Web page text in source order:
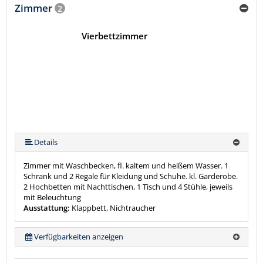
Zimmer 2
Vierbettzimmer
Details
Zimmer mit Waschbecken, fl. kaltem und heißem Wasser. 1
Schrank und 2 Regale für Kleidung und Schuhe. kl. Garderobe.
2 Hochbetten mit Nachttischen, 1 Tisch und 4 Stühle, jeweils
mit Beleuchtung
Ausstattung: Klappbett, Nichtraucher
Verfügbarkeiten anzeigen